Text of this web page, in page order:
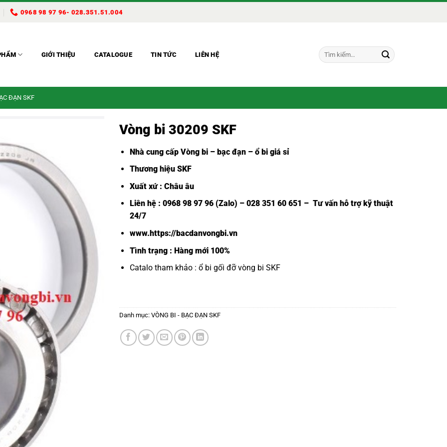
0968 98 97 96- 028.351.51.004
GIỚI THIỆU CATALOGUE TIN TỨC LIÊN HỆ
Tìm
kiếm:
ĐẠN SKF
Vòng bi 30209 SKF
Nhà cung cấp Vòng bi – bạc đạn – ổ bi giá sỉ
Thương hiệu SKF
Xuất xứ : Châu âu
Liên hệ : 0968 98 97 96 (Zalo) – 028 351 60 651 – Tư vấn hỗ trợ kỹ thuật
24/7
www.https://bacdanvongbi.vn
Tình trạng : Hàng mới 100%
Catalo tham khảo : ổ bi gối đỡ vòng bi SKF
Danh mục: VÒNG BI - BẠC ĐẠN SKF